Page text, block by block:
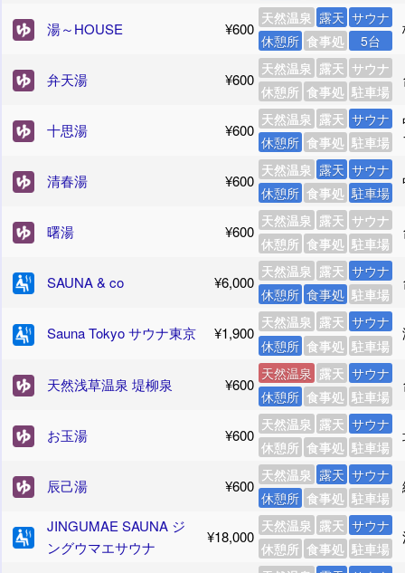
湯～HOUSE ¥600
天然温泉 露天 サウナ
休憩所 食事処 5台
弁天湯 ¥600
天然温泉 露天 サウナ
休憩所 食事処 駐車場
十思湯 ¥600
天然温泉 露天 サウナ
休憩所 食事処 駐車場
清春湯 ¥600
天然温泉 露天 サウナ
休憩所 食事処 駐車場
曙湯 ¥600
天然温泉 露天 サウナ
休憩所 食事処 駐車場
SAUNA & co ¥6,000
天然温泉 露天 サウナ
休憩所 食事処 駐車場
Sauna Tokyo サウナ東京 ¥1,900
天然温泉 露天 サウナ
休憩所 食事処 駐車場
天然浅草温泉 堤柳泉 ¥600
天然温泉 露天 サウナ
休憩所 食事処 駐車場
お玉湯 ¥600
天然温泉 露天 サウナ
休憩所 食事処 駐車場
辰己湯 ¥600
天然温泉 露天 サウナ
休憩所 食事処 駐車場
JINGUMAE SAUNA ジ
ングウマエサウナ
¥18,000
天然温泉 露天 サウナ
休憩所 食事処 駐車場